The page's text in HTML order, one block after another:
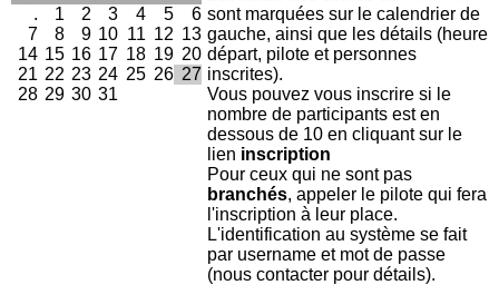
.
1 2 3 4 5
6
7
8 9 10 11 12 13
14 15 16 17 18 19 20
21 22 23 24 25 26 27
28 29 30 31
sont marquées sur le calendrier de
gauche, ainsi que les détails (heure
départ, pilote et personnes
inscrites).
Vous pouvez vous inscrire si le
nombre de participants est en
dessous de 10 en cliquant sur le
lien inscription
Pour ceux qui ne sont pas
branchés, appeler le pilote qui fera
l'inscription à leur place.
L'identification au système se fait
par username et mot de passe
(nous contacter pour détails).